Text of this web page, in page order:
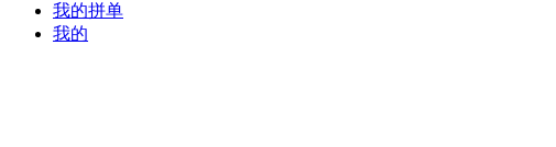
我的拼单
我的